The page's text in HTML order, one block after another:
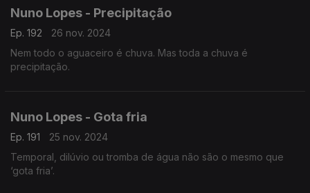
Nuno Lopes - Precipitação
Ep. 192
26 nov. 2024
Nem todo o aguaceiro é chuva. Mas toda a chuva é
precipitação.
Nuno Lopes - Gota fria
Ep. 191
25 nov. 2024
Temporal, dilúvio ou tromba de água não são o mesmo que
‘gota fria’.